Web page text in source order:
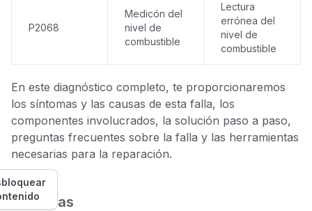
P2068
Medicón del
nivel de
combustible
Lectura
errónea del
nivel de
combustible
En este diagnóstico completo, te proporcionaremos
los síntomas y las causas de esta falla, los
componentes involucrados, la solución paso a paso,
preguntas frecuentes sobre la falla y las herramientas
necesarias para la reparación.
Síntomas